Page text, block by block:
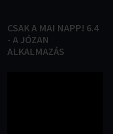
CSAKA MAI NAPP! 6.4
- A JÓZAN
ALKALMAZÁS